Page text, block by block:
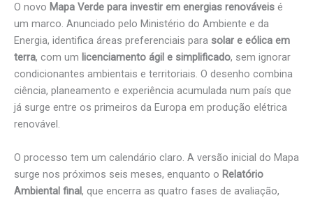
O novo Mapa Verde para investir em energias renováveis é
um marco. Anunciado pelo Ministério do Ambiente e da
Energia, identifica áreas preferenciais para solar e eólica em
terra, com um licenciamento ágil e simplificado, sem ignorar
condicionantes ambientais e territoriais. O desenho combina
ciência, planeamento e experiência acumulada num país que
já surge entre os primeiros da Europa em produção elétrica
renovável.
O processo tem um calendário claro. A versão inicial do Mapa
surge nos próximos seis meses, enquanto o Relatório
Ambiental final, que encerra as quatro fases de avaliação,